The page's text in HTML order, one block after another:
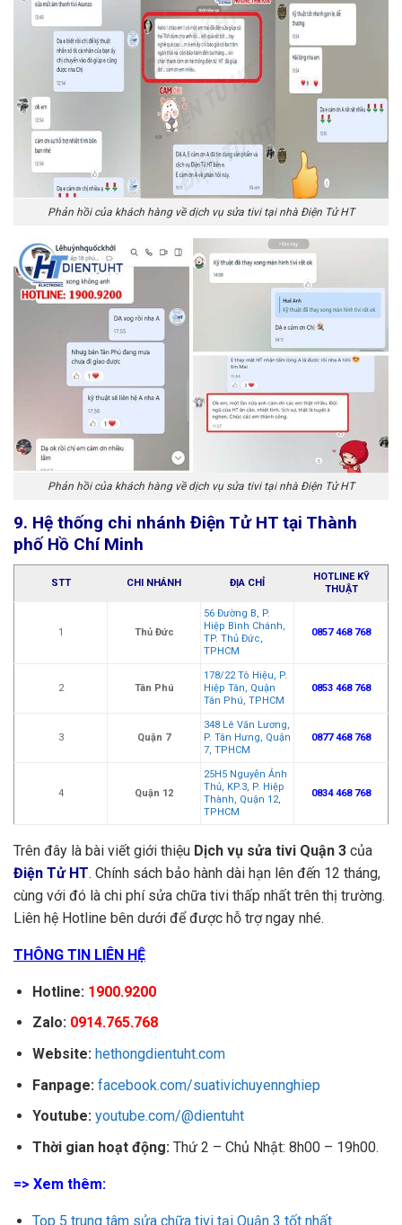
Phản hồi của khách hàng về dịch vụ sửa tivi tại nhà Điện Tử HT
Phản hồi của khách hàng về dịch vụ sửa tivi tại nhà Điện Tử HT
9. Hệ thống chi nhánh Điện Tử HT tại Thành
phố Hồ Chí Minh
STT CHI NHÁNH ĐỊA CHỈ
HOTLINE KỸ
THUẬT
1 Thủ Đức
56 Đường B, P.
Hiệp Bình Chánh,
TP. Thủ Đức,
TPHCM
0857 468 768
2 Tân Phú
178/22 Tô Hiệu, P.
Hiệp Tân, Quận
Tân Phú, TPHCM
0853 468 768
3 Quận 7
348 Lê Văn Lương,
P. Tân Hưng, Quận
7, TPHCM
0877 468 768
4 Quận 12
25H5 Nguyễn Ảnh
Thủ, KP.3, P. Hiệp
Thành, Quận 12,
TPHCM
0834 468 768
Trên đây là bài viết giới thiệu Dịch vụ sửa tivi Quận 3 của
Điện Tử HT. Chính sách bảo hành dài hạn lên đến 12 tháng,
cùng với đó là chi phí sửa chữa tivi thấp nhất trên thị trường.
Liên hệ Hotline bên dưới để được hỗ trợ ngay nhé.
THÔNG TIN LIÊN HỆ
Hotline: 1900.9200
Zalo:0914.765.768
Website: hethongdientuht.com
Fanpage: facebook.com/suativichuyennghiep
Youtube: youtube.com/@dientuht
Thời gian hoạt động: Thứ 2 – Chủ Nhật: 8h00 – 19h00.
=> Xem thêm:
Top 5 trung tâm sửa chữa tivi tại Quận 3 tốt nhất